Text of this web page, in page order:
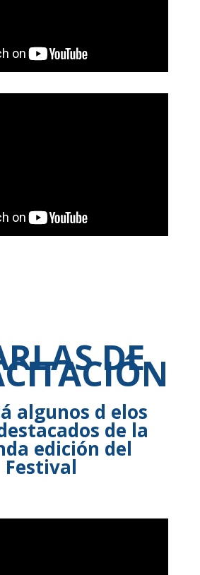
DE
algunos d elos
de la
edición del
Festival